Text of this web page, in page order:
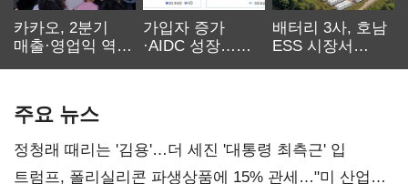
카카오, 2분기
매출·영업익 역대
가입자 증가
·AIDC 성장…
배터리 3사, 호남
ESS 시장서
주요 뉴스
정청래 때리는 '김용'…더 세진 '대통령 최측근' 입
트럼프, 폴리실리콘 파생상품에 15% 관세…"미 산업